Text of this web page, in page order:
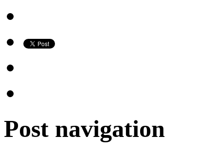
Post navigation